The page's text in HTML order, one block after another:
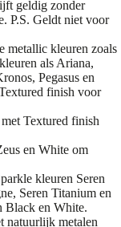
geldig zonder
P.S. Geldt niet voor
metallic kleuren zoals
als Ariana,
Pegasus en
finish voor
Textured finish
en White om
kleuren Seren
Seren Titanium en
Black en White.
natuurlijk metalen